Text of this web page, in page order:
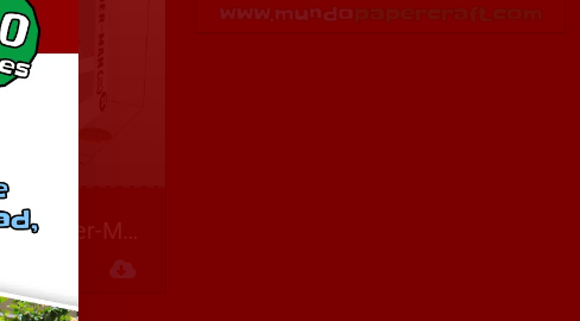
FunkoPop Spider-Man